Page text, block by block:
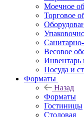
Моечное
Торговое
Весовое
Инвентарь
Посуда и
Форматы
Назад
Форматы
Гостиницы
Столовая